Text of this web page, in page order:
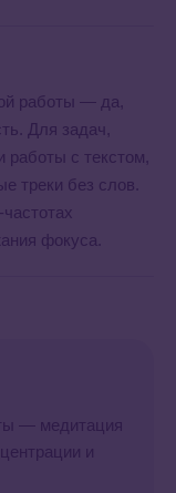
работы — да,
Для задач,
работы с текстом,
треки без слов.
фокуса.
— медитация
и